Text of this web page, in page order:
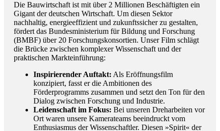
Die Bauwirtschaft ist mit über 2 Millionen Beschäftigten ein
Gigant der deutschen Wirtschaft. Um diesen Sektor
nachhaltig, energieeffizient und zukunftssicher zu gestalten,
fördert das Bundesministerium für Bildung und Forschung
(BMBF) über 20 Forschungskonsortien. Unser Film schlägt
die Brücke zwischen komplexer Wissenschaft und der
praktischen Markteinführung:
Inspirierender Auftakt: Als Eröffnungsfilm
konzipiert, fasst er die Ambitionen des
Förderprogramms zusammen und setzt den Ton für den
Dialog zwischen Forschung und Industrie.
Leidenschaft im Fokus: Bei unseren Dreharbeiten vor
Ort waren unsere Kamerateams beeindruckt vom
Enthusiasmus der Wissenschaftler. Diesen »Spirit« der